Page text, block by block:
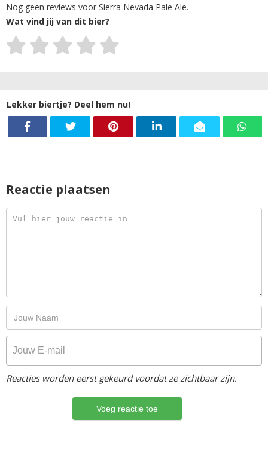
Nog geen reviews voor Sierra Nevada Pale Ale.
Wat vind jij van dit bier?
Lekker biertje? Deel hem nu!
Reactie plaatsen
Reacties worden eerst gekeurd voordat ze zichtbaar zijn.